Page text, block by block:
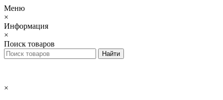
Меню
×
Информация
×
Поиск товаров
×